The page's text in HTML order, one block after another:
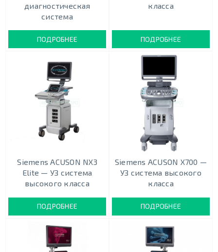
диагностическая
система
ПОДРОБНЕЕ
класса
ПОДРОБНЕЕ
Siemens ACUSON NX3
Elite — УЗ система
высокого класса
ПОДРОБНЕЕ
Siemens ACUSON X700 —
УЗ система высокого
класса
ПОДРОБНЕЕ